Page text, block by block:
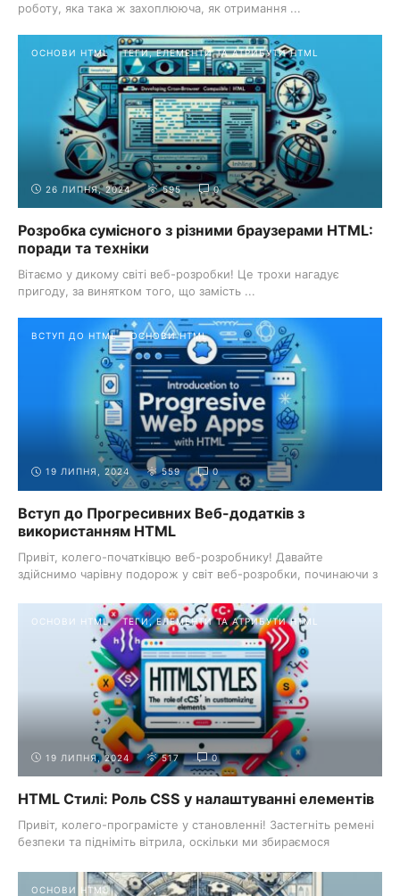
роботу, яка така ж захоплююча, як отримання ...
ОСНОВИ HTML ТЕГИ, ЕЛЕМЕНТИ ТА АТРИБУТИ HTML
26 ЛИПНЯ, 2024 595 0
Розробка сумісного з різними браузерами HTML:
поради та техніки
Вітаємо у дикому світі веб-розробки! Це трохи нагадує
пригоду, за винятком того, що замість ...
ВСТУП ДО HTML ОСНОВИ HTML
19 ЛИПНЯ, 2024 559 0
Вступ до Прогресивних Веб-додатків з
використанням HTML
Привіт, колего-початківцю веб-розробнику! Давайте
здійснимо чарівну подорож у світ веб-розробки, починаючи з
ОСНОВИ HTML ТЕГИ, ЕЛЕМЕНТИ ТА АТРИБУТИ HTML
19 ЛИПНЯ, 2024 517 0
HTML Стилі: Роль CSS у налаштуванні елементів
Привіт, колего-програмісте у становленні! Застегніть ремені
безпеки та підніміть вітрила, оскільки ми збираємося
ОСНОВИ HTML